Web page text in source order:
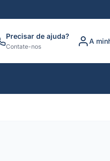
Precisar de ajuda?
Contate-nos
A